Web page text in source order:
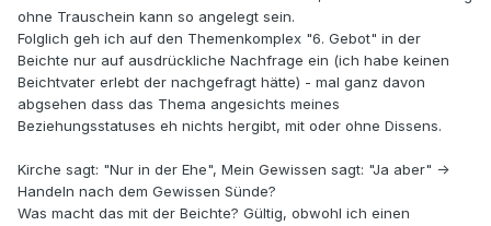
ohne Trauschein kann so angelegt sein.
Folglich geh ich auf den Themenkomplex "6. Gebot" in der
Beichte nur auf ausdrückliche Nachfrage ein (ich habe keinen
Beichtvater erlebt der nachgefragt hätte) - mal ganz davon
abgsehen dass das Thema angesichts meines
Beziehungsstatuses eh nichts hergibt, mit oder ohne Dissens.
Kirche sagt: "Nur in der Ehe", Mein Gewissen sagt: "Ja aber" ->
Handeln nach dem Gewissen Sünde?
Was macht das mit der Beichte? Gültig, obwohl ich einen